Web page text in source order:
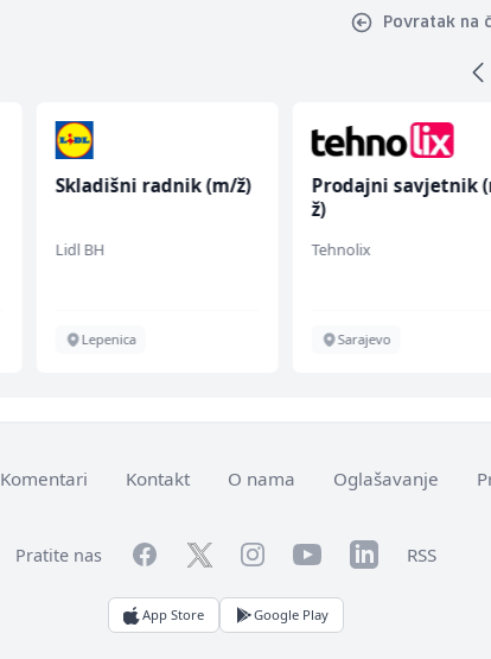
Povratak na
Skladišni radnik (m/ž)
Lidl BH
Lepenica
Prodajni savjetnik
ž)
Tehnolix
Sarajevo
Komentari Kontakt O nama Oglašavanje
Pratite nas FacebookTwitterInstagramYouTubeLinkedInRSS
App Store Google Play